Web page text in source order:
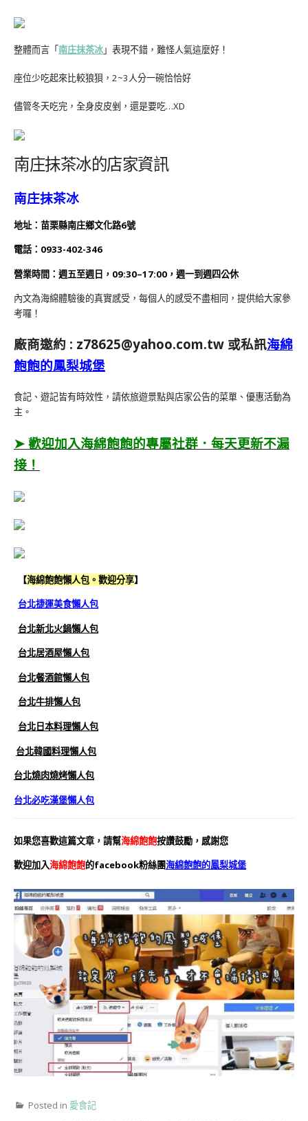
整體而言「南庄抹茶冰」表現不錯，難怪人氣這麼好！
座位少吃起來比較狼狽，2~3人分一碗恰恰好
儘管冬天吃完，全身皮皮剉，還是要吃…XD
南庄抹茶冰的店家資訊
南庄抹茶冰
地址：苗栗縣南庄鄉文化路6號
電話： 0933-402-346
營業時間： 週五至週日，09:30–17:00，週一到週四公休
內文為海綿體驗後的真實感受，每個人的感受不盡相同，提供給大家參
考囉！
廠商邀約 : z78625@yahoo.com.tw 或私訊海綿
飽飽的鳳梨城堡
食記、遊記皆有時效性，請依旅遊景點與店家公告的菜單、優惠活動為
主。
➤ 歡迎加入海綿飽飽的專屬社群．每天更新不漏
接！
【海綿飽飽懶人包。歡迎分享】
台北捷運美食懶人包
台北新北火鍋懶人包
台北居酒屋懶人包
台北餐酒館懶人包
台北牛排懶人包
台北日本料理懶人包
台北韓國料理懶人包
台北燒肉燒烤懶人包
台北必吃漢堡懶人包
如果您喜歡這篇文章，請幫海綿飽飽按讚鼓勵，感謝您
歡迎加入海綿飽飽的facebook粉絲團海綿飽飽的鳳梨城堡
Posted in 愛食記